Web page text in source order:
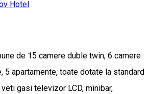
Hotel
de 15 camere duble twin, 6 camere
5 apartamente, toate dotate la standard
gasi televizor LCD, minibar,